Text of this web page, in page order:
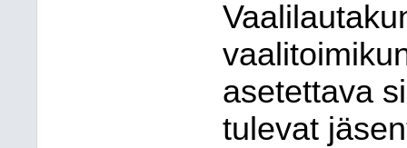
asetettava
tulevat